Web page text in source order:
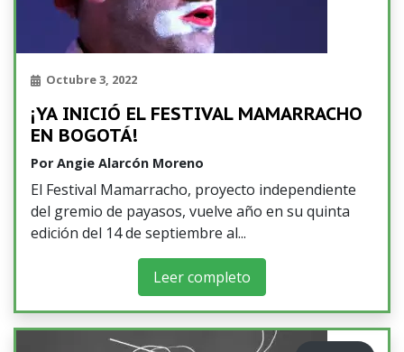
Octubre 3, 2022
¡YA INICIÓ EL FESTIVAL MAMARRACHO
EN BOGOTÁ!
Por Angie Alarcón Moreno
El Festival Mamarracho, proyecto independiente
del gremio de payasos, vuelve año en su quinta
edición del 14 de septiembre al
Leer completo